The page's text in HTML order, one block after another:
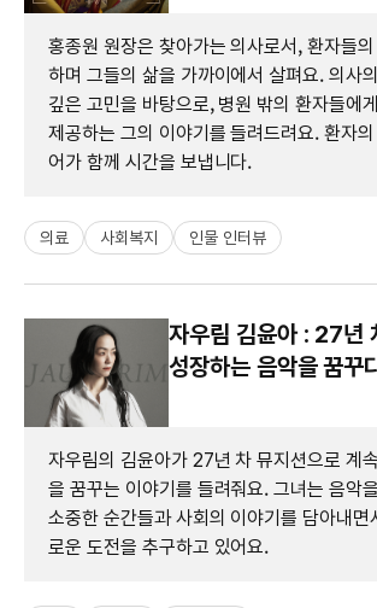
홍종원 원장은 찾아가는 의사로서, 환자들
하며 그들의 삶을 가까이에서 살펴요. 의사
깊은 고민을 바탕으로, 병원 밖의 환자들에
제공하는 그의 이야기를 들려드려요. 환자
어가 함께 시간을 보냅니다.
의료 사회복지 인물 인터뷰
자우림 김윤아 : 27년
성장하는 음악을 꿈꾸
자우림의 김윤아가 27년 차 뮤지션으로 계
을 꿈꾸는 이야기를 들려줘요. 그녀는 음악
소중한 순간들과 사회의 이야기를 담아내면
로운 도전을 추구하고 있어요.